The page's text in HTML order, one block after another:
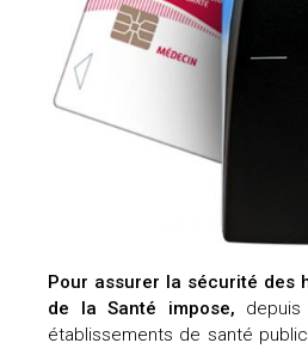
Pour assurer la sécurité des
de la Santé impose, depuis
établissements de santé